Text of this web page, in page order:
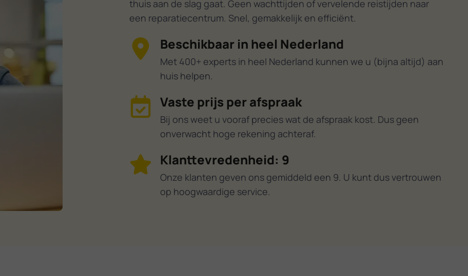
thuis aan de slag gaat. Geen wachttijden of vervelende reistijden naar
een reparatiecentrum. Snel, gemakkelijk en efficiënt.
Beschikbaar in heel Nederland
Met 400+ experts in heel Nederland kunnen we u (bijna altijd) aan
huis helpen.
Vaste prijs per afspraak
Bij ons weet u vooraf precies wat de afspraak kost. Dus geen
onverwacht hoge rekening achteraf.
Klanttevredenheid: 9
Onze klanten geven ons gemiddeld een 9. U kunt dus vertrouwen
op hoogwaardige service.